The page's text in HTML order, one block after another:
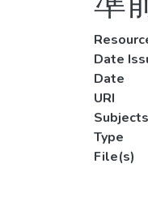
Date
Date
URI
Subjects
Type
File(s)